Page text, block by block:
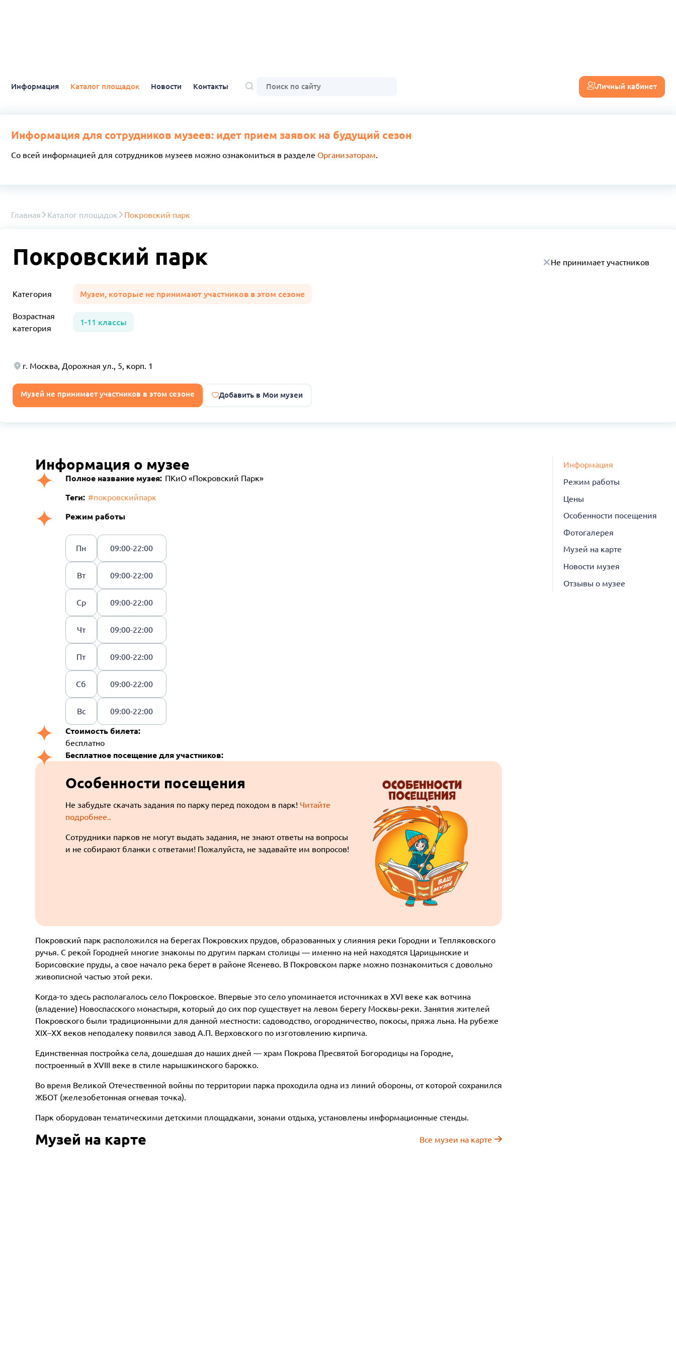
Информация Каталог площадок Новости Контакты Личный кабинет
Информация для сотрудников музеев: идет прием заявок на будущий сезон
Со всей информацией для сотрудников музеев можно ознакомиться в разделе Организаторам.
Главная Каталог площадок Покровский парк
Покровский парк
Категория Музеи, которые не принимают участников в этом сезоне
Возрастная
категория
1-11 классы
г. Москва, Дорожная ул., 5, корп. 1
Музей не принимает участников в этом сезоне Добавить в Мои музеи
Не принимает участников
Информация о музее
Полное название музея: ПКиО «Покровский Парк»
Теги: #покровскийпарк
Режим работы
Пн 09:00-22:00
Вт 09:00-22:00
Ср 09:00-22:00
Чт 09:00-22:00
Пт 09:00-22:00
Сб 09:00-22:00
Вс 09:00-22:00
Стоимость билета:
бесплатно
Бесплатное посещение для участников:
Особенности посещения
Не забудьте скачать задания по парку перед походом в парк! Читайте
подробнее..
Сотрудники парков не могут выдать задания, не знают ответы на вопросы
и не собирают бланки с ответами! Пожалуйста, не задавайте им вопросов!
Покровский парк расположился на берегах Покровских прудов, образованных у слияния реки Городни и Тепляковского
ручья. С рекой Городней многие знакомы по другим паркам столицы — именно на ней находятся Царицынские и
Борисовские пруды, а свое начало река берет в районе Ясенево. В Покровском парке можно познакомиться с довольно
живописной частью этой реки.
Когда-то здесь располагалось село Покровское. Впервые это село упоминается источниках в XVI веке как вотчина
(владение) Новоспасского монастыря, который до сих пор существует на левом берегу Москвы-реки. Занятия жителей
Покровского были традиционными для данной местности: садоводство, огородничество, покосы, пряжа льна. На рубеже
XIX–XX веков неподалеку появился завод А.П. Верховского по изготовлению кирпича.
Единственная постройка села, дошедшая до наших дней — храм Покрова Пресвятой Богородицы на Городне,
построенный в XVIII веке в стиле нарышкинского барокко.
Во время Великой Отечественной войны по территории парка проходила одна из линий обороны, от которой сохранился
ЖБОТ (железобетонная огневая точка).
Парк оборудован тематическими детскими площадками, зонами отдыха, установлены информационные стенды.
Музей на карте Все музеи на карте
Информация
Режим работы
Цены
Особенности посещения
Фотогалерея
Музей на карте
Новости музея
Отзывы о музее